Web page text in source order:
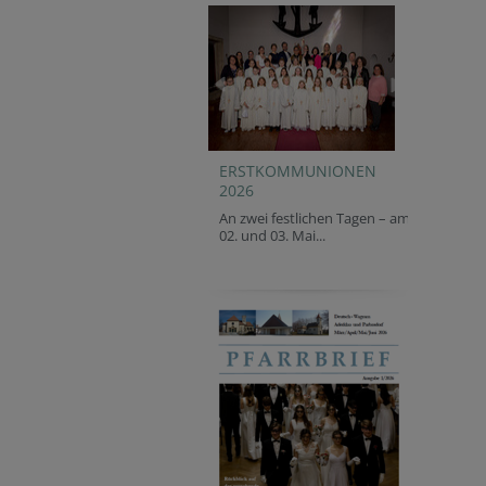
ERSTKOMMUNIONEN
2026
An zwei festlichen Tagen – am
02. und 03. Mai...